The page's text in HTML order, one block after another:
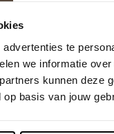
te
we informatie
kunnen deze
basis van jouw
dat je
slag gaat
de gaten want we
te starten met ons
AVG proof kan